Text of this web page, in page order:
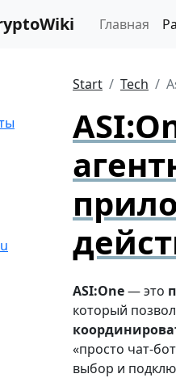
Главная
Start Tech
ASI:One— это
который
«просто чат-
выбор и